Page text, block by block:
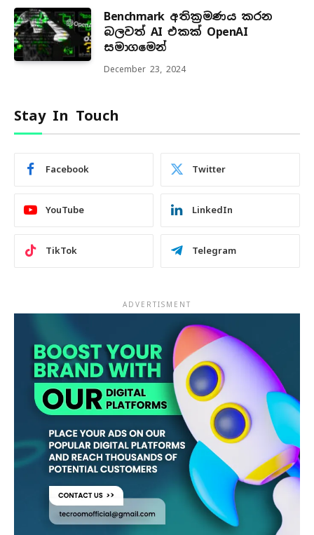
Benchmark අතික්‍රමණය කරන
බලවත් AI එකක් OpenAI
සමාගමෙන්
December 23, 2024
Stay In Touch
Facebook Twitter
YouTube LinkedIn
TikTok Telegram
ADVERTISMENT